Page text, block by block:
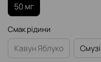
50 мг
Смак рідини
Кавун Яблуко Смузі